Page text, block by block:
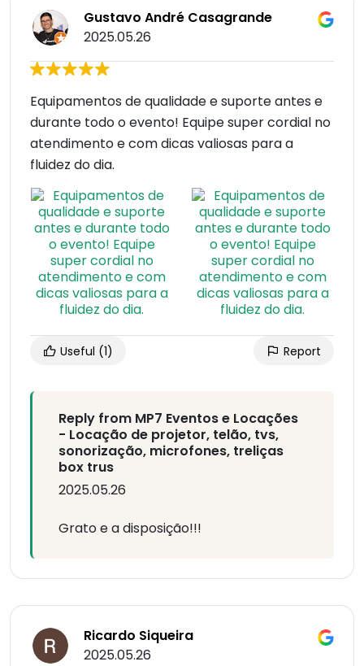
Gustavo André Casagrande
2025.05.26
Equipamentos de qualidade e suporte antes e
durante todo o evento! Equipe super cordial no
atendimento e com dicas valiosas para a
fluidez do dia.
Useful (1) Report
Reply from MP7 Eventos e Locações
- Locação de projetor, telão, tvs,
sonorização, microfones, treliças
box trus
2025.05.26
Grato e a disposição!!!
Ricardo Siqueira
2025.05.26